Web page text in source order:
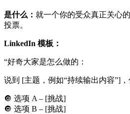
是什么： 就一个你的受众真正关心
投票。
LinkedIn 模板：
“好奇大家是怎么做的：
说到 [主题，例如“持续输出内容”]，
🔘 选项 A – [挑战]
🔘 选项 B – [挑战]